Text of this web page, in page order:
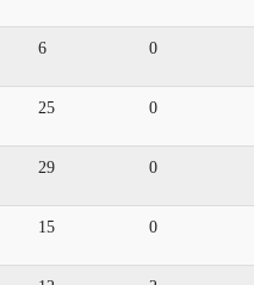
6 0
25 0
29 0
15 0